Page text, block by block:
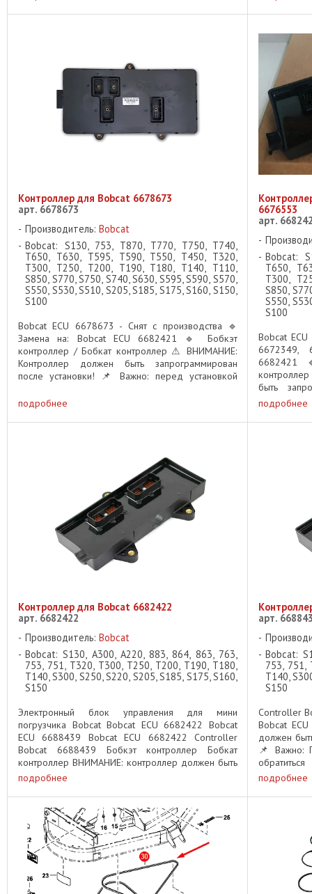
Контроллер для Bobcat 6678673
арт. 6678673
Производитель: Bobcat
Bobcat: S130, 753, T870, T770, T750, T740,
T650, T630, T595, T590, T550, T450, T320,
T300, T250, T200, T190, T180, T140, T110,
S850, S770, S750, S740, S630, S595, S590, S570,
S550, S530, S510, S205, S185, S175, S160, S150,
S100
Bobcat ECU 6678673 - Снят с производства 🔹
Замена на: Bobcat ECU 6682421 🔹 Бобкэт
контроллер / Бобкат контроллер ⚠ ВНИМАНИЕ:
Контроллер должен быть запрограммирован
после установки! 📌 Важно: перед установкой
подробнее
6676553
арт.
Bobcat:
T650,
T300,
S850,
S550,
S100
Bobcat
6672349,
6682421
быть
Важно:
подробнее
Контроллер для Bobcat 6682422
арт. 6682422
Производитель: Bobcat
Bobcat: S130, A300, A220, 883, 864, 863, 763,
753, 751, T320, T300, T250, T200, T190, T180,
T140, S300, S250, S220, S205, S185, S175, S160,
S150
Электронный блок управления для мини
погрузчика Bobcat Bobcat ECU 6682422 Bobcat
ECU 6688439 Bobcat ECU 6682422 Controller
Bobcat 6688439 Бобкэт контроллер Бобкат
контроллер ВНИМАНИЕ: контроллер должен быть
запрограммирован после установки ...
подробнее
арт.
Bobcat:
753, 751,
T140,
S150
Controller
Bobcat
должен
📌 Важно:
подробнее